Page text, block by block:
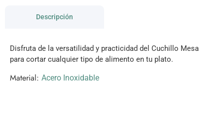
Descripción
Disfruta de la versatilidad y practicidad del Cuchillo Mesa
para cortar cualquier tipo de alimento en tu plato.
Material: Acero Inoxidable